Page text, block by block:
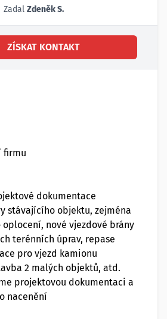
Zadal Zdeněk S.
ZÍSKAT KONTAKT
firmu
dokumentace
stávajícího objektu, zejména
nové vjezdové brány
terénních úprav, repase
pro vjezd kamionu
2 malých objektů, atd.
projektovou dokumentaci a
nacenění